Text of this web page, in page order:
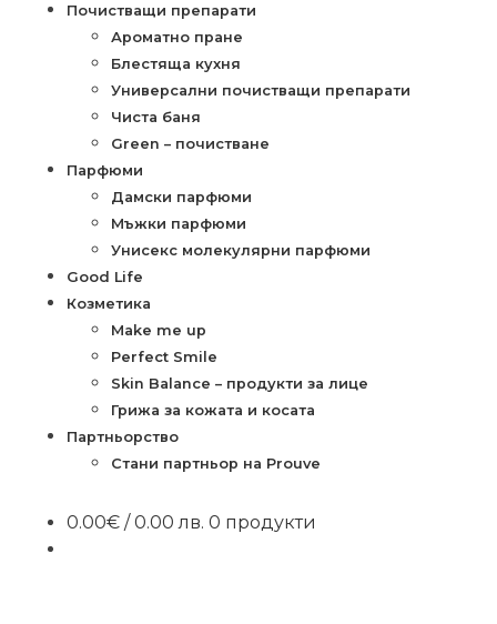
Почистващи препарати
Ароматно пране
Блестяща кухня
Универсални почистващи препарати
Чиста баня
Green – почистване
Парфюми
Дамски парфюми
Мъжки парфюми
Унисекс молекулярни парфюми
Good Life
Козметика
Make me up
Perfect Smile
Skin Balance – продукти за лице
Грижа за кожата и косата
Партньорство
Стани партньор на Prouve
0.00€ / 0.00 лв. 0 продукти